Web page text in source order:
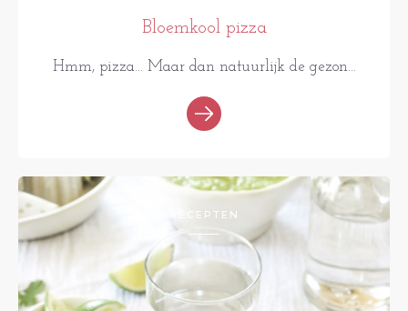
Bloemkool pizza
Hmm, pizza... Maar dan natuurlijk de gezon...
RECEPTEN